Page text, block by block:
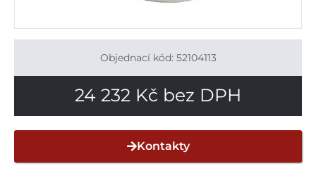
Objednací kód: 52104113
24 232 Kč bez DPH
Kontakty